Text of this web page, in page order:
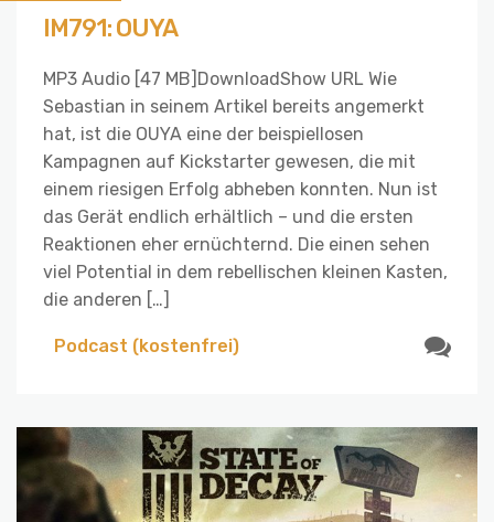
IM791: OUYA
MP3 Audio [47 MB]DownloadShow URL Wie
Sebastian in seinem Artikel bereits angemerkt
hat, ist die OUYA eine der beispiellosen
Kampagnen auf Kickstarter gewesen, die mit
einem riesigen Erfolg abheben konnten. Nun ist
das Gerät endlich erhältlich – und die ersten
Reaktionen eher ernüchternd. Die einen sehen
viel Potential in dem rebellischen kleinen Kasten,
die anderen […]
Podcast (kostenfrei)